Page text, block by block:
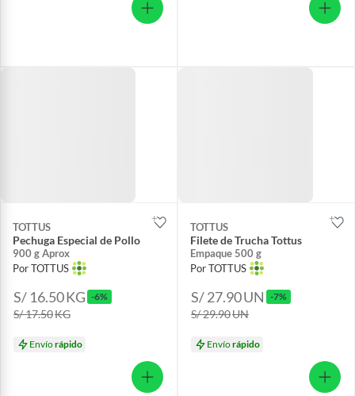
TOTTUS
Pechuga Especial de Pollo
900 g Aprox
Por TOTTUS
S/ 16.50KG -6%
S/ 17.50KG
Envíorápido
TOTTUS
Filete de Trucha Tottus
Empaque 500 g
Por TOTTUS
S/ 27.90UN -7%
S/ 29.90UN
Envíorápido